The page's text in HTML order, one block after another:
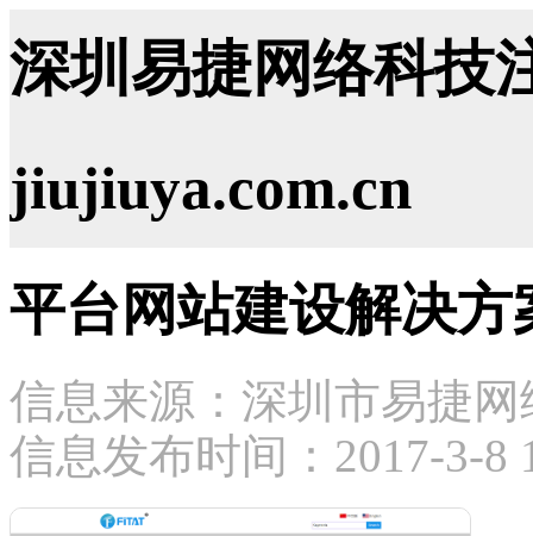
深圳易捷网络科技
jiujiuya.com.cn
平台网站建设解决方
信息来源：深圳市易捷
信息发布时间：2017-3-8